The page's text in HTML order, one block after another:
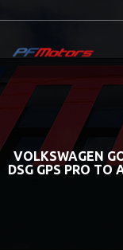
VOLKSWAGEN
DSG GPS PRO TO